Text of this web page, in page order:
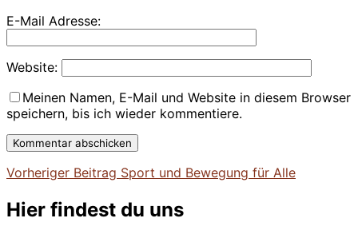
E-Mail Adresse:
Website:
Meinen Namen, E-Mail und Website in diesem Browser
speichern, bis ich wieder kommentiere.
Beitragsnavigation
Vorheriger
Vorheriger Beitrag Sport und Bewegung für Alle
Hier findest du uns